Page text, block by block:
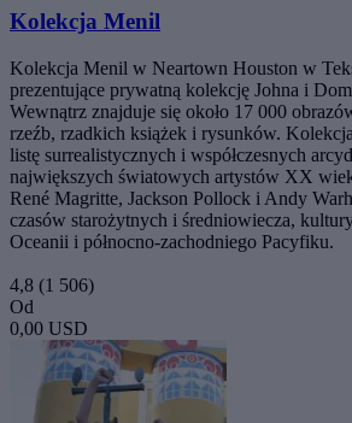
Kolekcja Menil
Kolekcja Menil w Neartown Houston w
prezentujące prywatną kolekcję Johna i
Wewnątrz znajduje się około 17 000
rzeźb, rzadkich książek i rysunków.
listę surrealistycznych i współczesnych
największych światowych artystów XX
René Magritte, Jackson Pollock i Andy
czasów starożytnych i średniowiecza,
Oceanii i północno-zachodniego Pacyfiku.
4,8 (1 506)
Od
0,00 USD